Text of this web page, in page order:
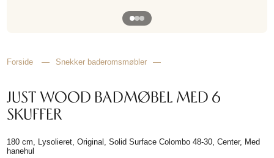
Forside — Snekker baderomsmøbler —
JUST WOOD BADMØBEL MED 6
SKUFFER
180 cm, Lysolieret, Original, Solid Surface Colombo 48-30, Center, Med
hanehul